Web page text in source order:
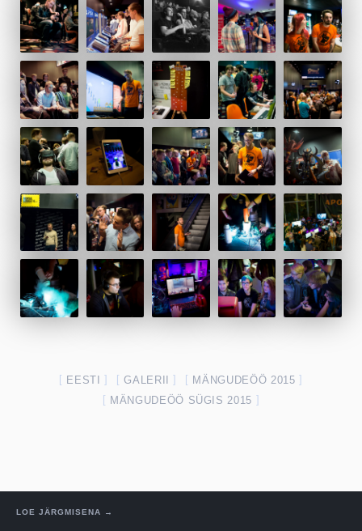
EESTI GALERII
MÄNGUDEÖÖ 2015
MÄNGUDEÖÖ SÜGIS 2015
LOE JÄRGMISENA →